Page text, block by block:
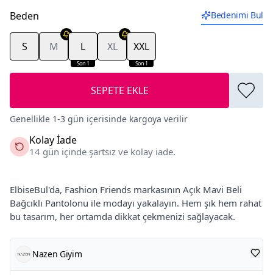
Beden Bedenimi Bul
S M
Son 1
L XL
Son 1
XXL
SEPETE EKLE
Genellikle 1-3 gün içerisinde kargoya verilir
Kolay İade
14 gün içinde şartsız ve kolay iade.
ElbiseBul'da, Fashion Friends markasının Açık Mavi Beli
Bağcıklı Pantolonu ile modayı yakalayın. Hem şık hem rahat
bu tasarım, her ortamda dikkat çekmenizi sağlayacak.
Nazen Giyim